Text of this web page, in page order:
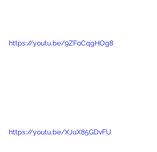
https://youtu.be/9ZFoCqgHOg8
https://youtu.be/XJuX85GDvFU